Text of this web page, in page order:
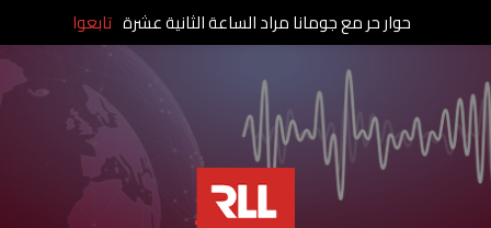
حوار حر مع جومانا مراد الساعة الثانية عشرة تابعوا